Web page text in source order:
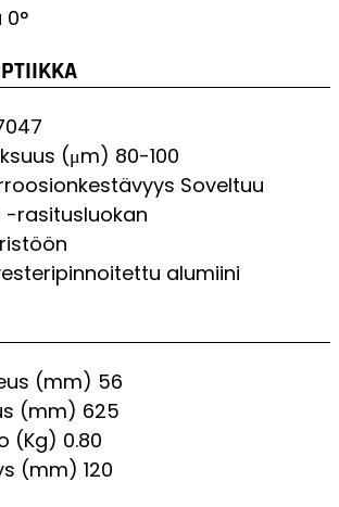
0°
(μm) 80-100
Soveltuu
-rasitusluokan
alumiini
(mm) 56
(mm) 625
(Kg) 0.80
(mm) 120